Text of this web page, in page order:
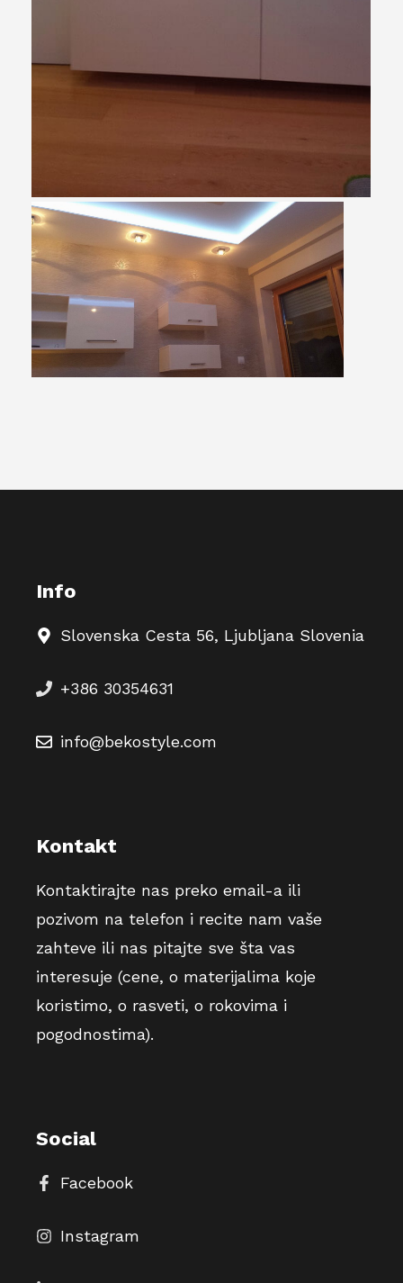
Info
Slovenska Cesta 56, Ljubljana Slovenia
+386 30354631
info@bekostyle.com
Kontakt
Kontaktirajte nas preko email-a ili
pozivom na telefon i recite nam vaše
zahteve ili nas pitajte sve šta vas
interesuje (cene, o materijalima koje
koristimo, o rasveti, o rokovima i
pogodnostima).
Social
Facebook
Instagram